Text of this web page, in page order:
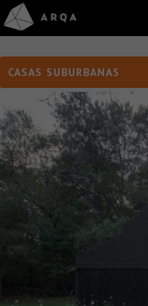
CASAS SUBURBANAS